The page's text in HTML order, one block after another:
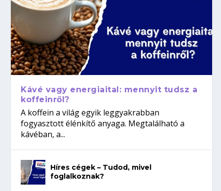
Kávé vagy energiaital: mennyit tudsz a
koffeinről?
A koffein a világ egyik leggyakrabban
fogyasztott élénkítő anyaga. Megtalálható a
kávéban, a...
Híres cégek – Tudod, mivel
foglalkoznak?